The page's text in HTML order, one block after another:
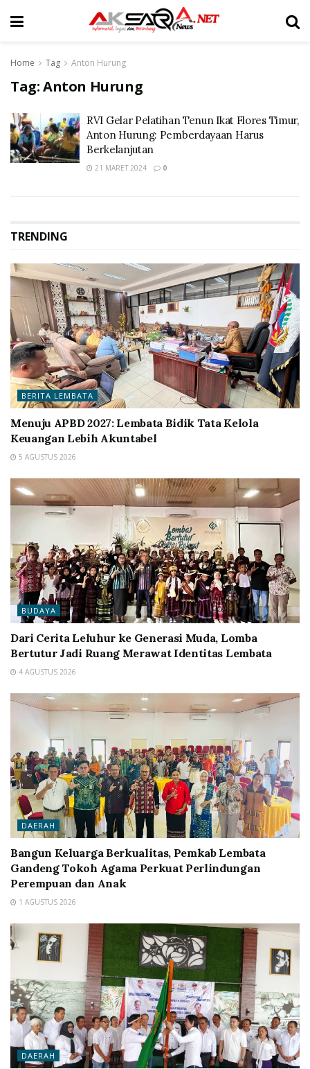
Home Tag Anton Hurung
Tag:Anton Hurung
RVI Gelar Pelatihan Tenun Ikat Flores Timur,
Anton Hurung: Pemberdayaan Harus
Berkelanjutan
21 MARET 2024 0
TRENDING
BERITA LEMBATA
Menuju APBD 2027: Lembata Bidik Tata Kelola
Keuangan Lebih Akuntabel
5 AGUSTUS 2026
BUDAYA
Dari Cerita Leluhur ke Generasi Muda, Lomba
Bertutur Jadi Ruang Merawat Identitas Lembata
4 AGUSTUS 2026
DAERAH
Bangun Keluarga Berkualitas, Pemkab Lembata
Gandeng Tokoh Agama Perkuat Perlindungan
Perempuan dan Anak
1 AGUSTUS 2026
DAERAH